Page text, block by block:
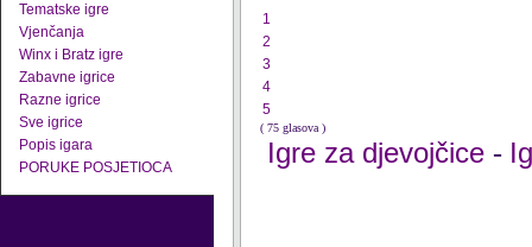
Tematske igre
Vjenčanja
Winx i Bratz igre
Zabavne igrice
Razne igrice
Sve igrice
Popis igara
PORUKE POSJETIOCA
1
2
3
4
5
( 75 glasova )
Igre za djevojčice -